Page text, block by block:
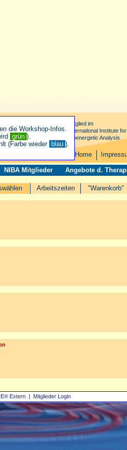
Extern | Mitglieder Login
Mitglied im
International Institute for
Bioenergetic Analysis
Home
NIBA Mitglieder Angebote d.
Arbeitszeiten "Warenkorb"
die Workshop-Infos.
grün ).
(Farbe wieder blau ).